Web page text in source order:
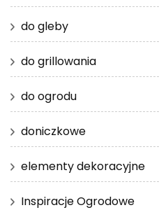
do gleby
do grillowania
do ogrodu
doniczkowe
elementy dekoracyjne
Inspiracje Ogrodowe